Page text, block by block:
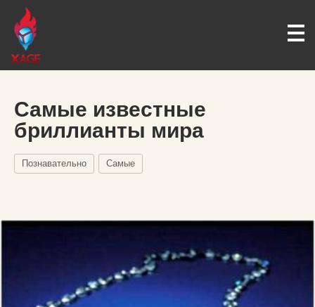
Самые известные
бриллианты мира
Познавательно Самые